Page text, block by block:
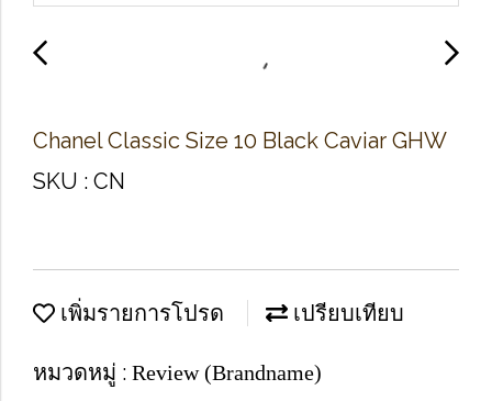
Chanel Classic Size 10 Black Caviar GHW
SKU : CN
เพิ่มรายการโปรด เปรียบเทียบ
หมวดหมู่ : Review (Brandname)